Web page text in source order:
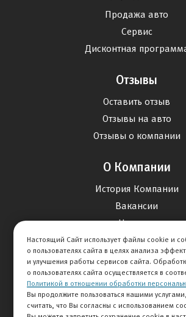
Продажа авто
Сервис
Дисконтная
Отзывы
Оставить отзыв
Отзывы на авто
Отзывы о компании
О Компании
История Компании
Вакансии
Новости
Карта сайта
Контакты
Настоящий Сайт использует файлы cookie и
о пользователях сайта в целях анализа
и улучшения работы сервисов сайта.
о пользователях сайта осуществляется в
Политикой в отношении обработки
Вы продолжите пользоваться нашими
считать, что Вы согласны с использованием